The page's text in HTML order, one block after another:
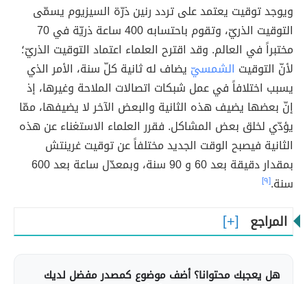
ويوجد توقيت يعتمد على تردد رنين ذرّة السيزيوم يسمّى
التوقيت الذريّ، وتقوم باحتسابه 400 ساعة ذريّة في 70
مختبراً في العالم. وقد اقترح العلماء اعتماد التوقيت الذريّ؛
لأنّ التوقيت الشمسيّ يضاف له ثانية كلّ سنة، الأمر الذي
يسبب اختلافاً في عمل شبكات اتصالات الملاحة وغيرها، إذ
إنّ بعضها يضيف هذه الثانية والبعض الآخر لا يضيفها، ممّا
يؤدّي لخلق بعض المشاكل. فقرر العلماء الاستغناء عن هذه
الثانية فيصبح الوقت الجديد مختلفاً عن توقيت غرينتش
بمقدار دقيقة بعد 60 و 90 سنة، وبمعدّل ساعة بعد 600
سنة.[٩]
المراجع
هل يعجبك محتوانا؟ أضف موضوع كمصدر مفضل لديك